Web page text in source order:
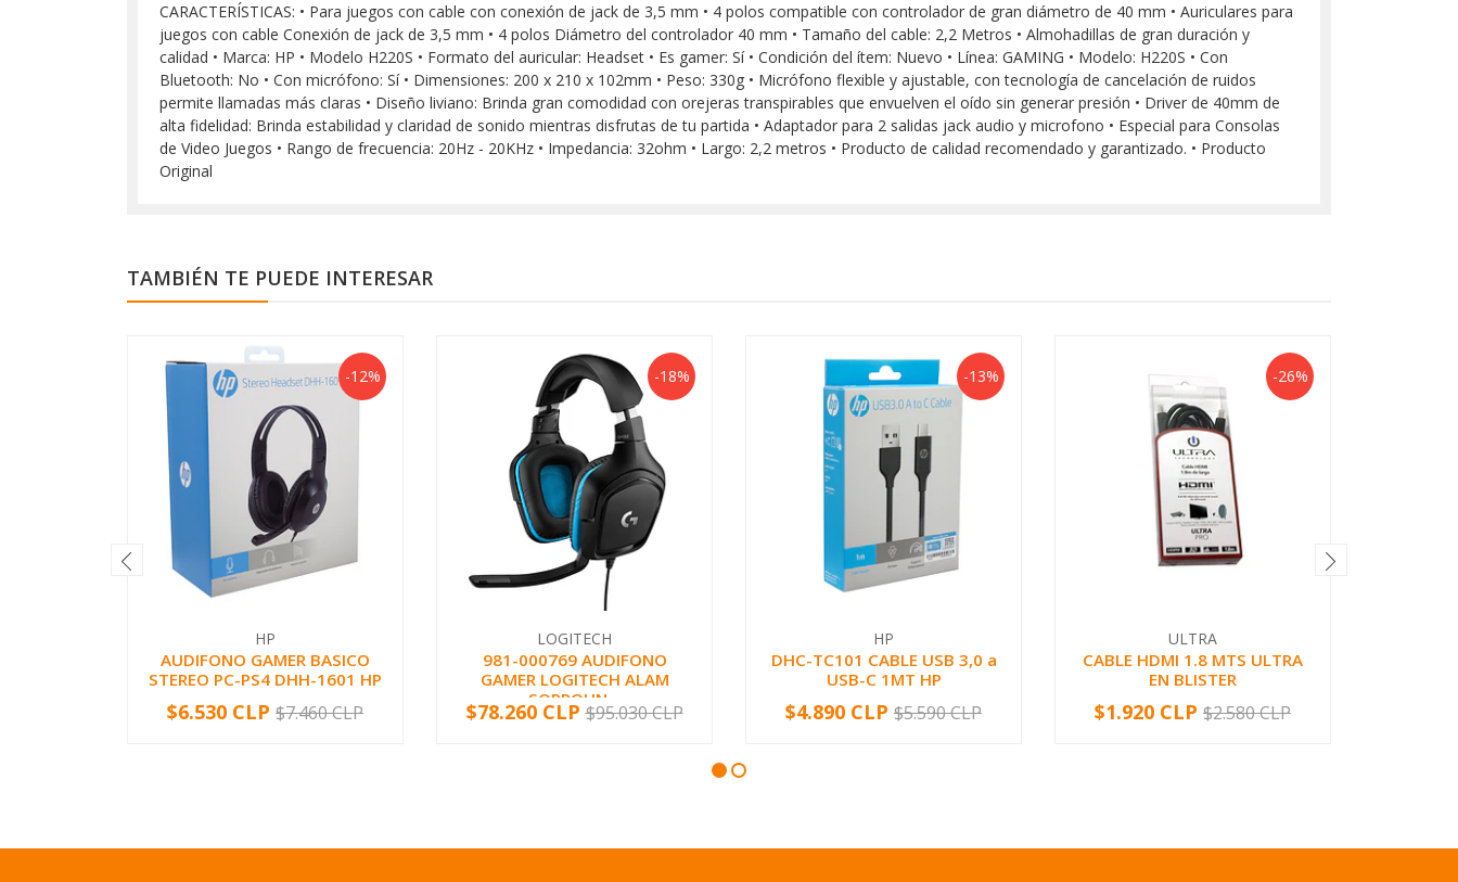
CARACTERÍSTICAS: • Para juegos con cable con conexión de jack de 3,5 mm • 4 polos compatible con controlador de gran diámetro de 40 mm • Auriculares para
juegos con cable Conexión de jack de 3,5 mm • 4 polos Diámetro del controlador 40 mm • Tamaño del cable: 2,2 Metros • Almohadillas de gran duración y
calidad • Marca: HP • Modelo H220S • Formato del auricular: Headset • Es gamer: Sí • Condición del ítem: Nuevo • Línea: GAMING • Modelo: H220S • Con
Bluetooth: No • Con micrófono: Sí • Dimensiones: 200 x 210 x 102mm • Peso: 330g • Micrófono flexible y ajustable, con tecnología de cancelación de ruidos
permite llamadas más claras • Diseño liviano: Brinda gran comodidad con orejeras transpirables que envuelven el oído sin generar presión • Driver de 40mm de
alta fidelidad: Brinda estabilidad y claridad de sonido mientras disfrutas de tu partida • Adaptador para 2 salidas jack audio y microfono • Especial para Consolas
de Video Juegos • Rango de frecuencia: 20Hz - 20KHz • Impedancia: 32ohm • Largo: 2,2 metros • Producto de calidad recomendado y garantizado. • Producto
Original
TAMBIÉN TE PUEDE INTERESAR
-12%
HP
AUDIFONO GAMER BASICO
STEREO PC-PS4 DHH-1601 HP
+
$6.530 CLP $7.460 CLP
-18%
LOGITECH
981-000769 AUDIFONO
GAMER LOGITECH ALAM
SORROUN...
+
-$78.260 CLP $95.030 CLP
-13%
HP
DHC-TC101 CABLE USB 3,0 a
USB-C 1MT HP
+
$4.890 CLP $5.590 CLP
-26%
ULTRA
CABLE HDMI 1.8 MTS ULTRA
EN BLISTER
+
$1.920 CLP $2.580 CLP